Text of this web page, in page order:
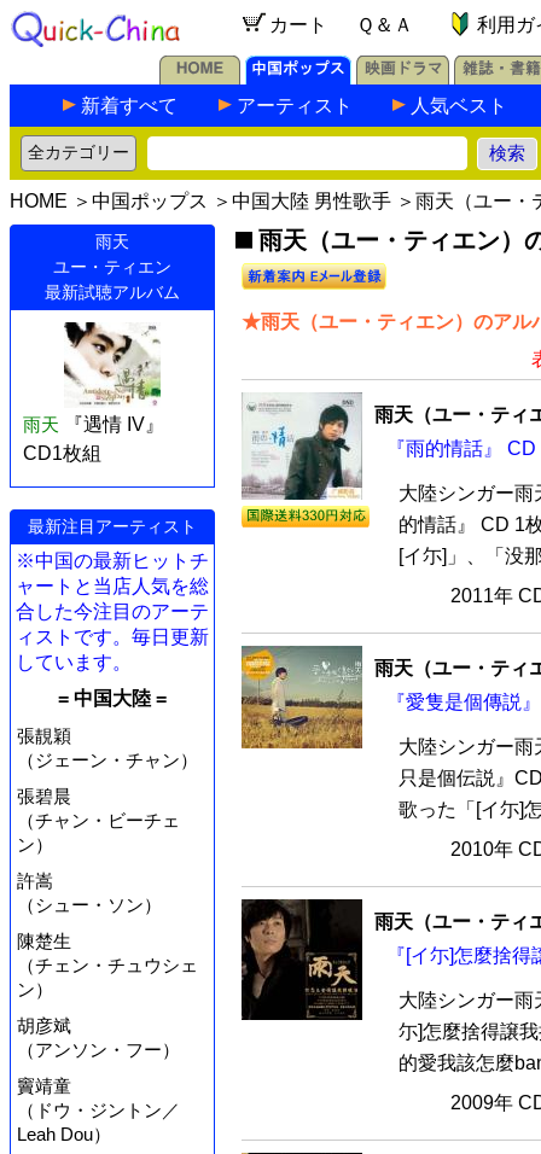
カート Ｑ＆Ａ 利用ガ
新着すべて アーティスト 人気ベスト
HOME ＞ 中国ポップス ＞ 中国大陸 男性歌手 ＞雨天（ユー・
雨天
ユー・ティエン
最新試聴アルバム
雨天
『遇情 IV』
CD1枚組
最新注目アーティスト
※中国の最新ヒットチ
ャートと当店人気を総
合した今注目のアーテ
ィストです。毎日更新
しています。
= 中国大陸 =
張靚穎
（ジェーン・チャン）
張碧晨
（チャン・ビーチェ
ン）
許嵩
（シュー・ソン）
陳楚生
（チェン・チュウシェ
ン）
胡彦斌
（アンソン・フー）
竇靖童
（ドウ・ジントン／
Leah Dou）
雨天（ユー・ティエン）
★雨天（ユー・ティエン）のアル
雨天（ユー・ティ
『雨的情話』
大陸シンガー雨
的情話』 CD 1
[イ尓]」、「没
2011年
雨天（ユー・ティ
『愛隻是個傳説
大陸シンガー雨
只是個伝説』
歌った「[イ尓]
2010年
雨天（ユー・ティ
『[イ尓]怎麼捨
大陸シンガー雨
尓]怎麼捨得譲
的愛我該怎麼
2009年